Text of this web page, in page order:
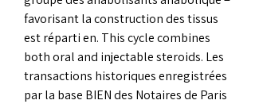
favorisant la construction des tissus
est réparti en. This cycle combines
both oral and injectable steroids. Les
transactions historiques enregistrées
par la base BIEN des Notaires de Paris